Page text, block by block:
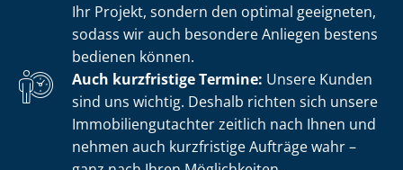
Ihr Projekt, sondern den optimal geeigneten,
sodass wir auch besondere Anliegen bestens
bedienen können.
Auch kurzfristige Termine: Unsere Kunden
sind uns wichtig. Deshalb richten sich unsere
Im­mo­bi­li­en­gut­ach­ter zeitlich nach Ihnen und
nehmen auch kurzfristige Aufträge wahr –